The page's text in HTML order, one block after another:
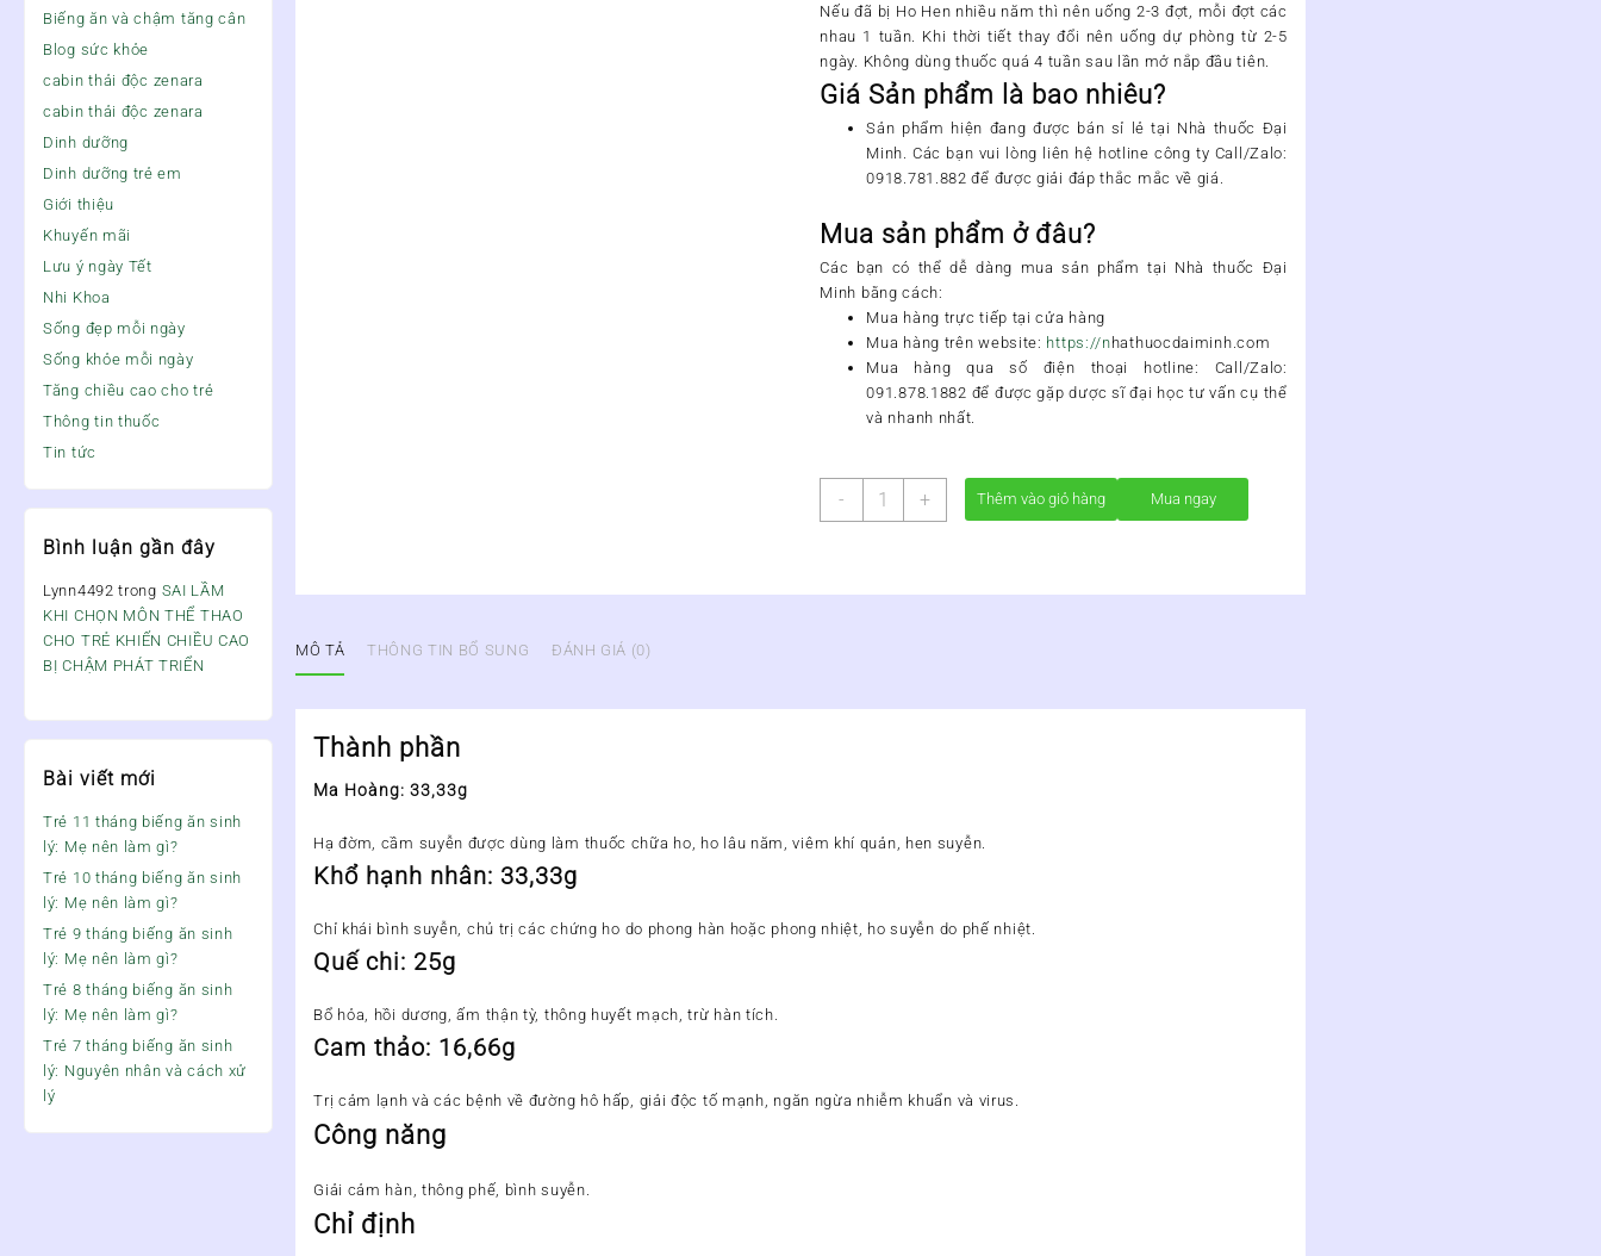
Biếng ăn và chậm tăng cân
Blog sức khỏe
cabin thải độc zenara
cabin thải độc zenara
Dinh dưỡng
Dinh dưỡng trẻ em
Giới thiệu
Khuyến mãi
Lưu ý ngày Tết
Nhi Khoa
Sống đẹp mỗi ngày
Sống khỏe mỗi ngày
Tăng chiều cao cho trẻ
Thông tin thuốc
Tin tức
Bình luận gần đây
Lynn4492 trong SAI LẦM
KHI CHỌN MÔN THỂ THAO
CHO TRẺ KHIẾN CHIỀU CAO
BỊ CHẬM PHÁT TRIỂN
Bài viết mới
Trẻ 11 tháng biếng ăn sinh
lý: Mẹ nên làm gì?
Trẻ 10 tháng biếng ăn sinh
lý: Mẹ nên làm gì?
Trẻ 9 tháng biếng ăn sinh
lý: Mẹ nên làm gì?
Trẻ 8 tháng biếng ăn sinh
lý: Mẹ nên làm gì?
Trẻ 7 tháng biếng ăn sinh
lý: Nguyên nhân và cách xử
lý
Nếu đã bị Ho Hen nhiều năm thì nên uống 2-3 đợt, mỗi đợt các
nhau 1 tuần. Khi thời tiết thay đổi nên uống dự phòng từ 2-5
ngày. Không dùng thuốc quá 4 tuần sau lần mở nắp đầu tiên.
Giá Sản phẩm là bao nhiêu?
Sản phẩm hiện đang được bán sỉ lẻ tại Nhà thuốc Đại
Minh . Các bạn vui lòng liên hệ hotline công ty Call/Zalo:
0918.781.882để được giải đáp thắc mắc về giá.
Mua sản phẩm ở đâu?
Các bạn có thể dễ dàng muasản phẩm tại Nhà thuốc Đại
Minh bằng cách:
Mua hàng trực tiếp tại cửa hàng
Mua hàng trên website: https://nhathuocdaiminh.com
Mua hàng qua số điện thoại hotline: Call/Zalo:
091.878.1882 để được gặp dược sĩ đại học tư vấn cụ thể
và nhanh nhất.
-
SIRO
+ Thêm vào giỏ hàng Mua ngay
MÔ TẢ THÔNG TIN BỔ SUNG ĐÁNH GIÁ (0)
Thành phần
Ma Hoàng: 33,33g
Hạ đờm, cầm suyễn được dùng làm thuốc chữa ho, ho lâu năm, viêm khí quản, hen suyễn.
Khổ hạnh nhân: 33,33g
Chỉ khái bình suyễn, chủ trị các chứng ho do phong hàn hoặc phong nhiệt, ho suyễn do phế nhiệt.
Quế chi: 25g
Bổ hỏa, hồi dương, ấm thận tỳ, thông huyết mạch, trừ hàn tích.
Cam thảo: 16,66g
Trị cảm lạnh và các bệnh về đường hô hấp, giải độc tố mạnh, ngăn ngừa nhiễm khuẩn và virus.
Công năng
Giải cảm hàn, thông phế, bình suyễn.
Chỉ định